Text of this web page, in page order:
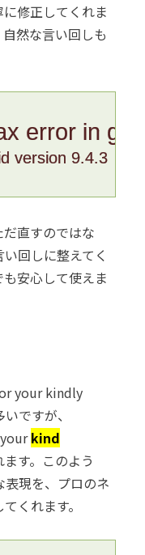
修正してくれま
然な言い回しも
error in
version 9.4.3
直すのではな
回しに整えてく
安心して使えま
your kindly
ですが、
kind
す。このよう
表現を、プロのネ
くれます。